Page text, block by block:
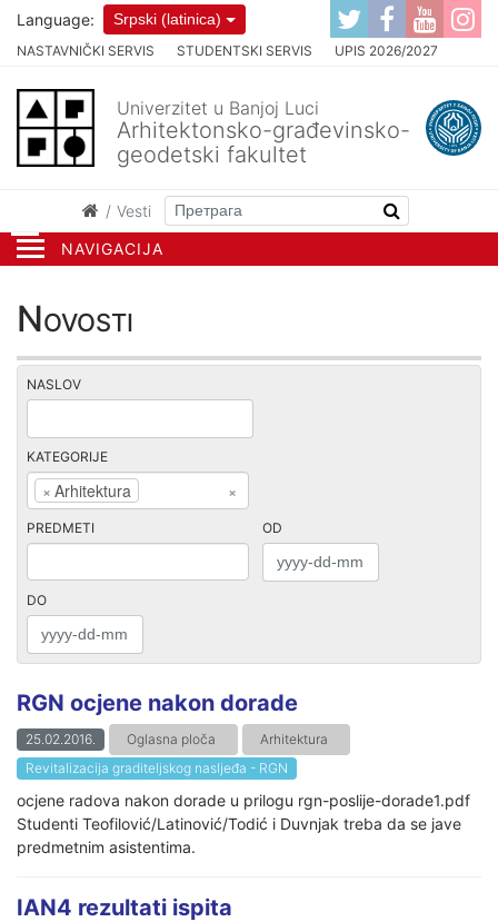
NAVIGACIJA
NASTAVNIČKI SERVIS STUDENTSKI SERVIS UPIS 2026/2027
Language: Srpski (latinica)
Univerzitet u Banjoj Luci
Arhitektonsko-građevinsko-
geodetski fakultet
Vesti
Novosti
NASLOV
KATEGORIJE
×
× Arhitektura
PREDMETI OD
DO
RGN ocjene nakon dorade
25.02.2016. Oglasna ploča
Arhitektura
Revitalizacija graditeljskog nasljeđa - RGN
ocjene radova nakon dorade u prilogu rgn-poslije-dorade1.pdf
Studenti Teofilović/Latinović/Todić i Duvnjak treba da se jave
predmetnim asistentima.
IAN4 rezultati ispita